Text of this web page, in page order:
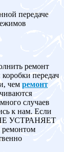
передаче
ремонт
передач
чем ремонт
случаев
к нам. Если
УСТРАНЯЕТ